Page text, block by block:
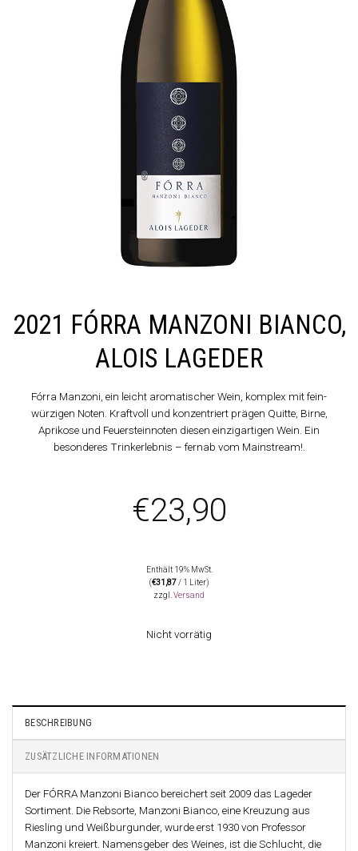
2021 FÓRRA MANZONI BIANCO,
ALOIS LAGEDER
Fórra Manzoni, ein leicht aromatischer Wein, komplex mit fein-
würzigen Noten. Kraftvoll und konzentriert prägen Quitte, Birne,
Aprikose und Feuersteinnoten diesen einzigartigen Wein. Ein
besonderes Trinkerlebnis – fernab vom Mainstream!.
€23,90
Enthält 19% MwSt.
(€31,87 / 1 Liter)
zzgl.Versand
Nicht vorrätig
BESCHREIBUNG
ZUSÄTZLICHE INFORMATIONEN
Der FÓRRA Manzoni Bianco bereichert seit 2009 das Lageder
Sortiment. Die Rebsorte, Manzoni Bianco, eine Kreuzung aus
Riesling und Weißburgunder, wurde erst 1930 von Professor
Manzoni kreiert. Namensgeber des Weines, ist die Schlucht, die